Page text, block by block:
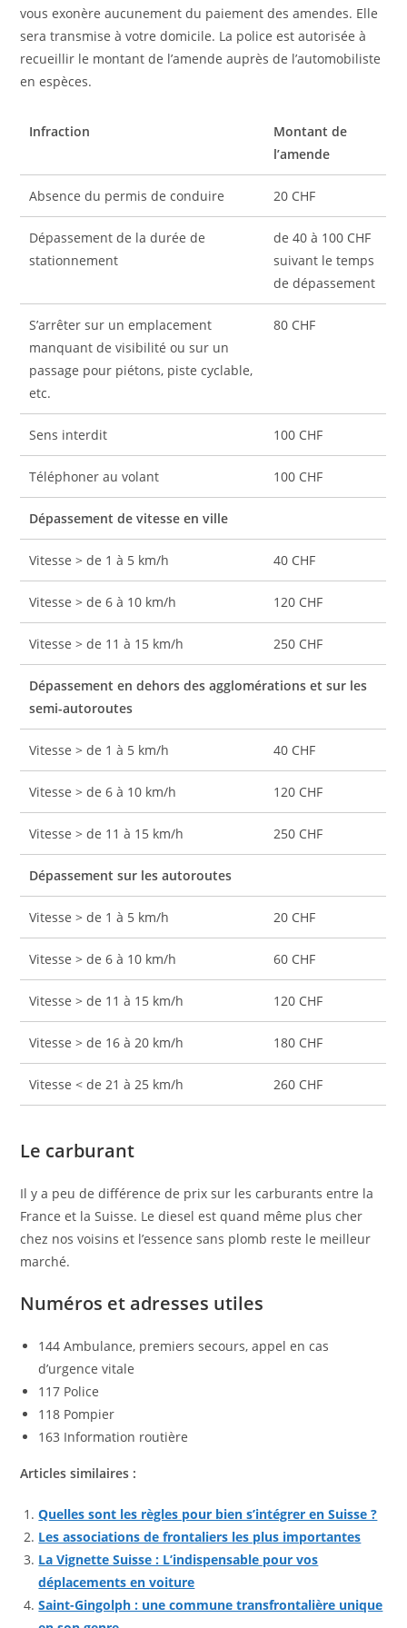
vous exonère aucunement du paiement des amendes. Elle
sera transmise à votre domicile. La police est autorisée à
recueillir le montant de l’amende auprès de l’automobiliste
en espèces.
Infraction
Montant de
l’amende
Absence du permis de conduire 20 CHF
Dépassement de la durée de
stationnement
de 40 à 100 CHF
suivant le temps
de dépassement
S’arrêter sur un emplacement
manquant de visibilité ou sur un
passage pour piétons, piste cyclable,
etc.
80 CHF
Sens interdit 100 CHF
Téléphoner au volant 100 CHF
Dépassement de vitesse en ville
Vitesse > de 1 à 5 km/h 40 CHF
Vitesse > de 6 à 10 km/h 120 CHF
Vitesse > de 11 à 15 km/h 250 CHF
Dépassement en dehors des agglomérations et sur les
semi-autoroutes
Vitesse > de 1 à 5 km/h 40 CHF
Vitesse > de 6 à 10 km/h 120 CHF
Vitesse > de 11 à 15 km/h 250 CHF
Dépassement sur les autoroutes
Vitesse > de 1 à 5 km/h 20 CHF
Vitesse > de 6 à 10 km/h 60 CHF
Vitesse > de 11 à 15 km/h 120 CHF
Vitesse > de 16 à 20 km/h 180 CHF
Vitesse < de 21 à 25 km/h 260 CHF
Le carburant
Il y a peu de différence de prix sur les carburants entre la
France et la Suisse. Le diesel est quand même plus cher
chez nos voisins et l’essence sans plomb reste le meilleur
marché.
Numéros et adresses utiles
144 Ambulance, premiers secours, appel en cas
d’urgence vitale
117 Police
118 Pompier
163 Information routière
Articles similaires :
Quelles sont les règles pour bien s’intégrer en Suisse ?
Les associations de frontaliers les plus importantes
La Vignette Suisse : L’indispensable pour vos
déplacements en voiture
Saint-Gingolph : une commune transfrontalière unique